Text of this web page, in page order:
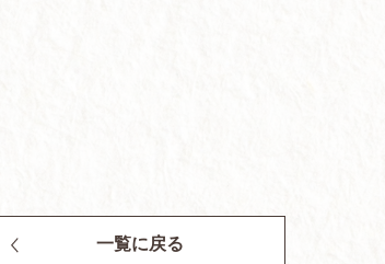
一覧に戻る